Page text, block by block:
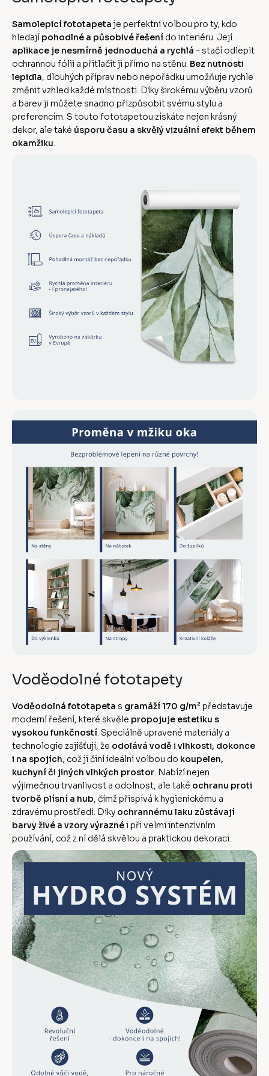
Samolepicí fototapeta je perfektní volbou pro ty, kdo
hledají pohodlné a působivé řešení do interiéru. Její
aplikace je nesmírně jednoduchá a rychlá - stačí odlepit
ochrannou fólii a přitlačit ji přímo na stěnu. Bez nutnosti
lepidla, dlouhých příprav nebo nepořádku umožňuje rychle
změnit vzhled každé místnosti. Díky širokému výběru vzorů
a barev ji můžete snadno přizpůsobit svému stylu a
preferencím. S touto fototapetou získáte nejen krásný
dekor, ale také úsporu času a skvělý vizuální efekt během
okamžiku.
Voděodolné fototapety
Voděodolná fototapeta s gramáží 170 g/m² představuje
moderní řešení, které skvěle propojuje estetiku s
vysokou funkčností. Speciálně upravené materiály a
technologie zajišťují, že odolává vodě i vlhkosti, dokonce
i na spojích, což ji činí ideální volbou do koupelen,
kuchyní či jiných vlhkých prostor. Nabízí nejen
výjimečnou trvanlivost a odolnost, ale také ochranu proti
tvorbě plísní a hub, čímž přispívá k hygienickému a
zdravému prostředí. Díky ochrannému laku zůstávají
barvy živé a vzory výraznéi při velmi intenzivním
používání, což z ní dělá skvělou a praktickou dekoraci.